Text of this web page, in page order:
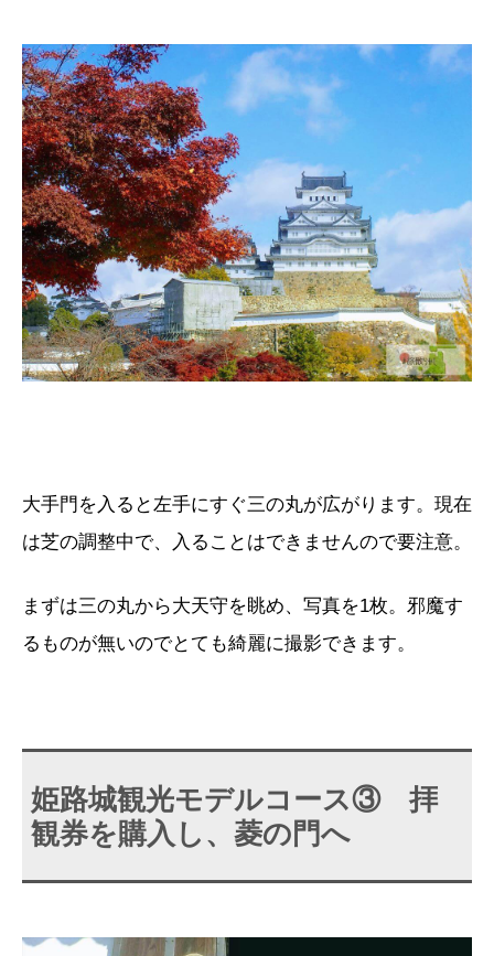
大手門を入ると左手にすぐ三の丸が広がります。現在
は芝の調整中で、入ることはできませんので要注意。
まずは三の丸から大天守を眺め、写真を1枚。邪魔す
るものが無いのでとても綺麗に撮影できます。
姫路城観光モデルコース③ 拝
観券を購入し、菱の門へ